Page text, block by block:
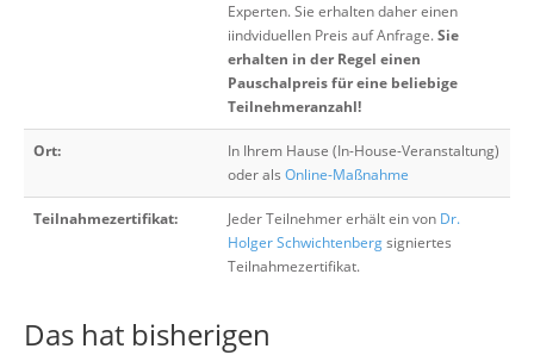
Experten. Sie erhalten daher einen
iindviduellen Preis auf Anfrage.Sie
erhalten in der Regel einen
Pauschalpreis für eine beliebige
Teilnehmeranzahl!
Ort:
In Ihrem Hause (In-House-Veranstaltung)
oder als Online-Maßnahme
Teilnahmezertifikat: Jeder Teilnehmer erhält ein von Dr.
Holger Schwichtenbergsigniertes
Teilnahmezertifikat.
Das hat bisherigen